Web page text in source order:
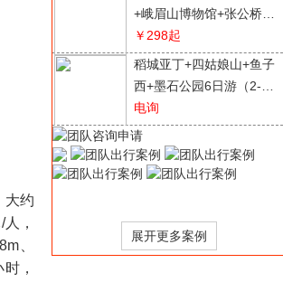
大约
，
、
，
+峨眉山博物馆+张公桥美
食街纯玩2日安逸游
￥298起
稻城亚丁+四姑娘山+鱼子
西+墨石公园6日游（2-8
人精品团）
电询
恋上峨眉山（全山）+乐
山大佛双动纯玩4日游
电询
游]四姑娘山、圣境稻城亚
丁、康定情歌、墨石公
￥1480起